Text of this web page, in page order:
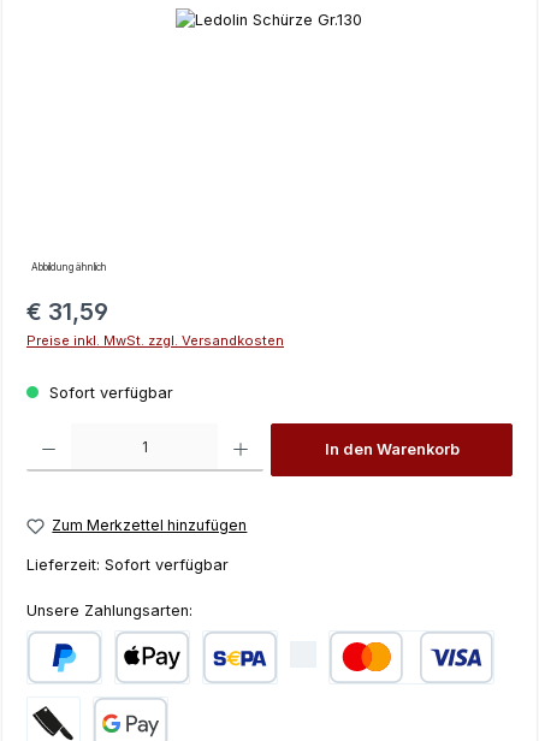
Bildergalerie überspringen
Abbildung ähnlich
Regulärer Preis:
€ 31,59
Preise inkl. MwSt. zzgl. Versandkosten
Sofort verfügbar
In den Warenkorb
Zum Merkzettel hinzufügen
Lieferzeit: Sofort verfügbar
Unsere Zahlungsarten:
PayPal Apple Pay